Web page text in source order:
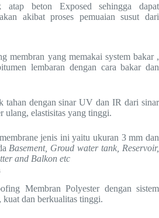
beton Exposed sehingga dapat
akibat proses pemuaian susut dari
membran yang memakai system bakar ,
lembaran dengan cara bakar dan
tahan dengan sinar UV dan IR dari sinar
ulang, elastisitas yang tinggi.
jenis ini yaitu ukuran 3 mm dan
Basement, Groud water tank, Reservoir,
and Balkon etc
Membran Polyester dengan sistem
kuat dan berkualitas tinggi.